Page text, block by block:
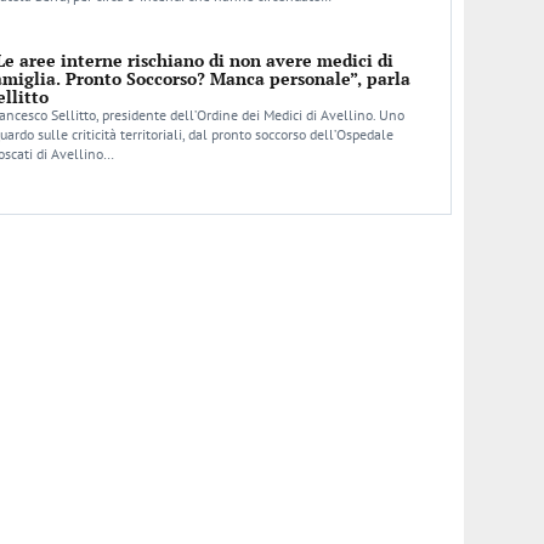
aree interne rischiano di non avere medici di
Pronto Soccorso? Manca personale”, parla
Sellitto, presidente dell’Ordine dei Medici di Avellino. Uno
sulle criticità territoriali, dal pronto soccorso dell’Ospedale
di Avellino…